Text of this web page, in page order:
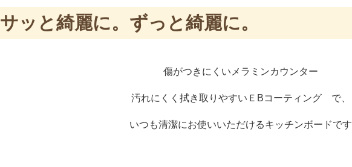
サッと綺麗に。ずっと綺麗に。
傷がつきにくいメラミンカウンター
汚れにくく拭き取りやすいＥBコーティング で、
いつも清潔にお使いいただけるキッチンボードです